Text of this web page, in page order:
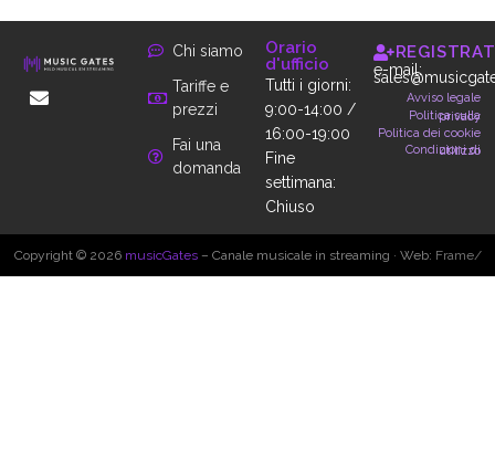
Chi siamo
Tariffe e
prezzi
Fai una
domanda
Orario
d'ufficio
Tutti i giorni:
9:00-14:00 /
16:00-19:00
Fine
settimana:
Chiuso
e-mail:
Avviso legale
Politica sulla privacy
Politica dei cookie
Condizioni di utilizzo
Copyright © 2026 musicGates– Canale musicale in streaming · Web: Frame/